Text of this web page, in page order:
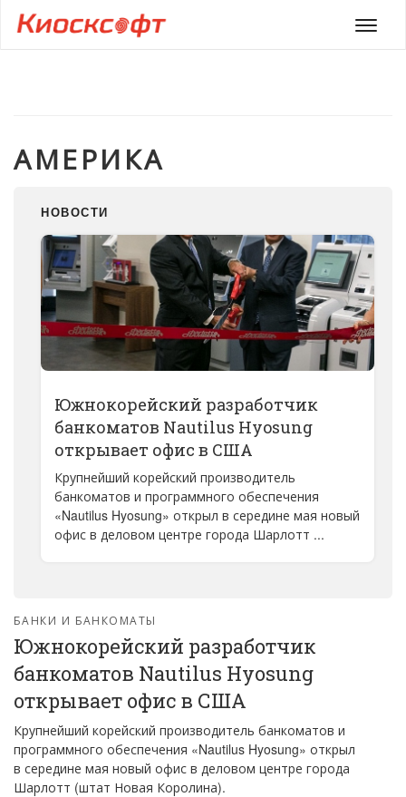
Меню
АМЕРИКА
НОВОСТИ
Южнокорейский разработчик
банкоматов Nautilus Hyosung
открывает офис в США
Крупнейший корейский производитель
банкоматов и программного обеспечения
«Nautilus Hyosung» открыл в середине мая новый
офис в деловом центре города Шарлотт ...
БАНКИ И БАНКОМАТЫ
Южнокорейский разработчик
банкоматов Nautilus Hyosung
открывает офис в США
Крупнейший корейский производитель банкоматов и
программного обеспечения «Nautilus Hyosung» открыл
в середине мая новый офис в деловом центре города
Шарлотт (штат Новая Королина).